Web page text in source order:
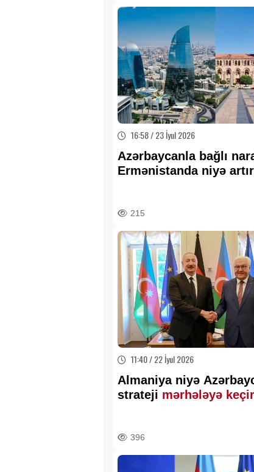
16:58 / 23 İyul 2026
Azərbaycanla bağlı
Ermənistanda niyə
215
11:40 / 22 İyul 2026
Almaniya niyə
strateji mərhələyə
396